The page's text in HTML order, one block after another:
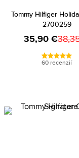
Tommy Hilfiger
2700259
35,90 €
60 recenzií